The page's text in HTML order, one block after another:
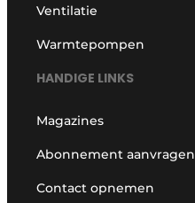
Ventilatie
Warmtepompen
HANDIGE LINKS
Magazines
Abonnement aanvragen
Contact opnemen